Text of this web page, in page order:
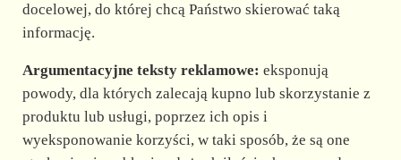
docelowej, do której chcą Państwo skierować taką
informację.
Argumentacyjne teksty reklamowe: eksponują
powody, dla których zalecają kupno lub skorzystanie z
produktu lub usługi, poprzez ich opis i
wyeksponowanie korzyści, w taki sposób, że są one